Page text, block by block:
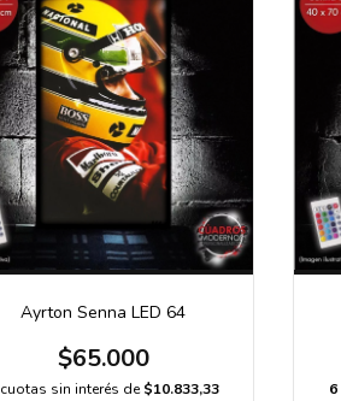
Ayrton Senna LED 64
$65.000
cuotas sin interés de$10.833,33 6